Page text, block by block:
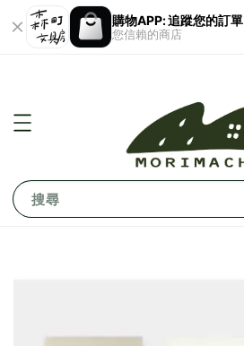
購物APP: 追蹤您的訂單
您信賴的商店
搜尋